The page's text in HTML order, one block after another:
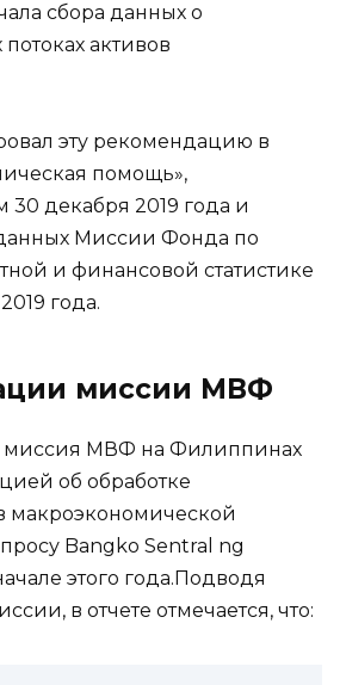
сбора данных о
активов
эту рекомендацию в
помощь»,
30 декабря 2019 года и
Миссии Фонда по
и финансовой статистике
года.
миссии МВФ
миссия МВФ на Филиппинах
об обработке
макроэкономической
Bangko Sentral ng
этого года.Подводя
в отчете отмечается, что: